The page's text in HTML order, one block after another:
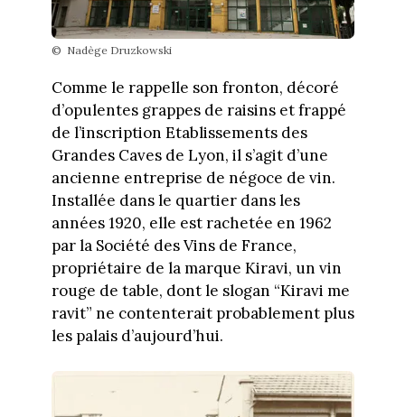
© Nadège Druzkowski
Comme le rappelle son fronton, décoré
d’opulentes grappes de raisins et frappé
de l’inscription Etablissements des
Grandes Caves de Lyon, il s’agit d’une
ancienne entreprise de négoce de vin.
Installée dans le quartier dans les
années 1920, elle est rachetée en 1962
par la Société des Vins de France,
propriétaire de la marque Kiravi, un vin
rouge de table, dont le slogan “Kiravi me
ravit” ne contenterait probablement plus
les palais d’aujourd’hui.